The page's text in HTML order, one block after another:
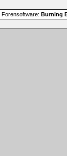
Forensoftware: Burning